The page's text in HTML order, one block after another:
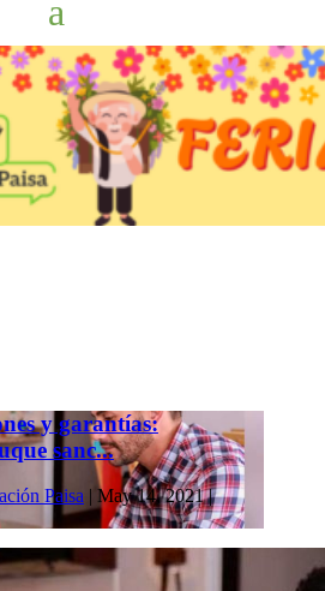
y garantías:
sanc...
Paisa| May 14, 2021|